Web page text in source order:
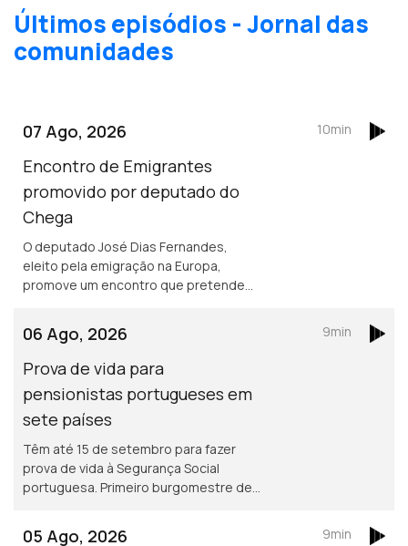
Últimos episódios - Jornal das
comunidades
07 Ago, 2026
Encontro de Emigrantes
promovido por deputado do
Chega
O deputado José Dias Fernandes,
eleito pela emigração na Europa,
promove um encontro que pretende
emigrantes de Fafe.
10min
06 Ago, 2026
Prova de vida para
pensionistas portugueses em
sete países
Têm até 15 de setembro para fazer
prova de vida à Segurança Social
portuguesa. Primeiro burgomestre de
9min
05 Ago, 2026
9min